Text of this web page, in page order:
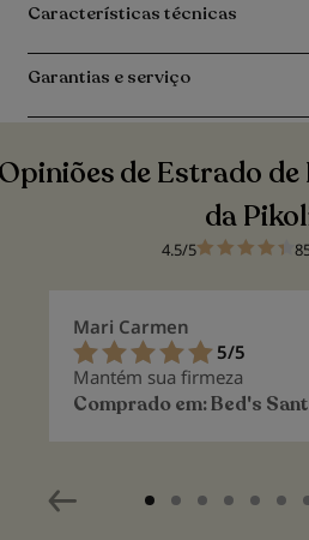
Características técnicas
Garantias e serviço
de Estrado de
da
4.5/5
Mari Carmen
100%
5/5
Mantém sua firmeza
Comprado em:Bed's